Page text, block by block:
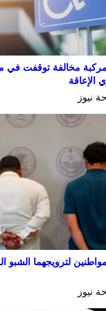
ضبط 2357 مركبة مخالفة توقفت
الإعاقة
نيوز
لترويجهما الشبو
نيوز